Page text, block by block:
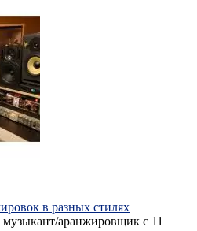
в разных стилях
аранжировщик с 11